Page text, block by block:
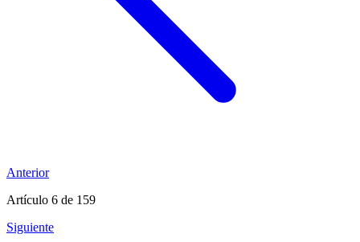
Anterior
Artículo 6 de 159
Siguiente